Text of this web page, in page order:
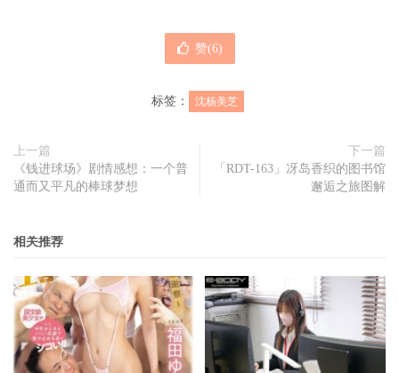
尽管个人条件较为突出，但缺乏社会经验的沈杨美芝还是经
奂傒也是她拼搏过程中的另一个名字，
「本文内容由趣果弥
音吧（www.qgmy8.com）原创撰写，未经许可谢绝转载」
比赛中她止步于八强，但能在成千上万人中脱颖而出，也足
继续以演员的身份拼搏，但遗憾的是并没有取得多大成就。
努力是成功的先决条件，沈杨美芝出道的这些年看似碌碌无
赞(6)
标签： 沈杨美芝
上一篇
《钱进球场》剧情感想：一个普
通而又平凡的棒球梦想
下一篇
「RDT-163」冴岛香织的图书馆
邂逅之旅图解
相关推荐